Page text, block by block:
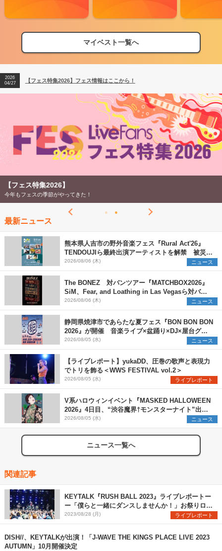
マイベスト一覧へ
【フェス特集2026】フェス情報はここから！
【ライブ動員ランキング】2026年上半期編発表！
2026
04/27
【フェス特集2026】フェス情報はここから！
2026
【ライブ動員ランキング】2026年上半期編発表！
【フェス特集2026】
今年もフェスの季節がやってきた！
最新ニュース
熊本県人吉市の野外音楽フェス『Rural Act'26』
TENDOUJIら最終出演アーティストを解禁 被災地
支援プロジェクトの始動も発表
2026/08/06 (木) ニュース
The BONEZ 対バンツアー『MATCHBOX2026』
SiM、Fear, and Loathing in Las Vegasら対バン
アーティストを一斉解禁
2026/08/06 (木) ニュース
静岡県焼津市であらたな夏フェス『BON BON BON
2026』が開催 音楽ライブ×盆踊り×DJ×屋台グル
メ×ランタンナイトで彩る2日間
2026/08/05 (水) ニュース
【ライブレポート】yukaDD、圧巻の歌声と表現力
でトリを飾る＜WWS FESTIVAL vol.2＞
2026/08/05 (水) ライブレポート
V系ハロウィンイベント『MASKED HALLOWEEN
2026』4日目、“渋谷魔界†モンスターナイト”出演6
組を発表
2026/08/05 (水) ニュース
ニュース一覧へ
関連記事
KEYTALK『RUSH BALL 2023』ライブレポートー
ー「僕らと一緒にダンスしませんか！」お祭りロッ
クバンドの真価を発揮
2023/08/28 (月) ライブレポート
DISH//、KEYTALKが出演！「J-WAVE THE KINGS PLACE LIVE 2023
AUTUMN」10月開催決定